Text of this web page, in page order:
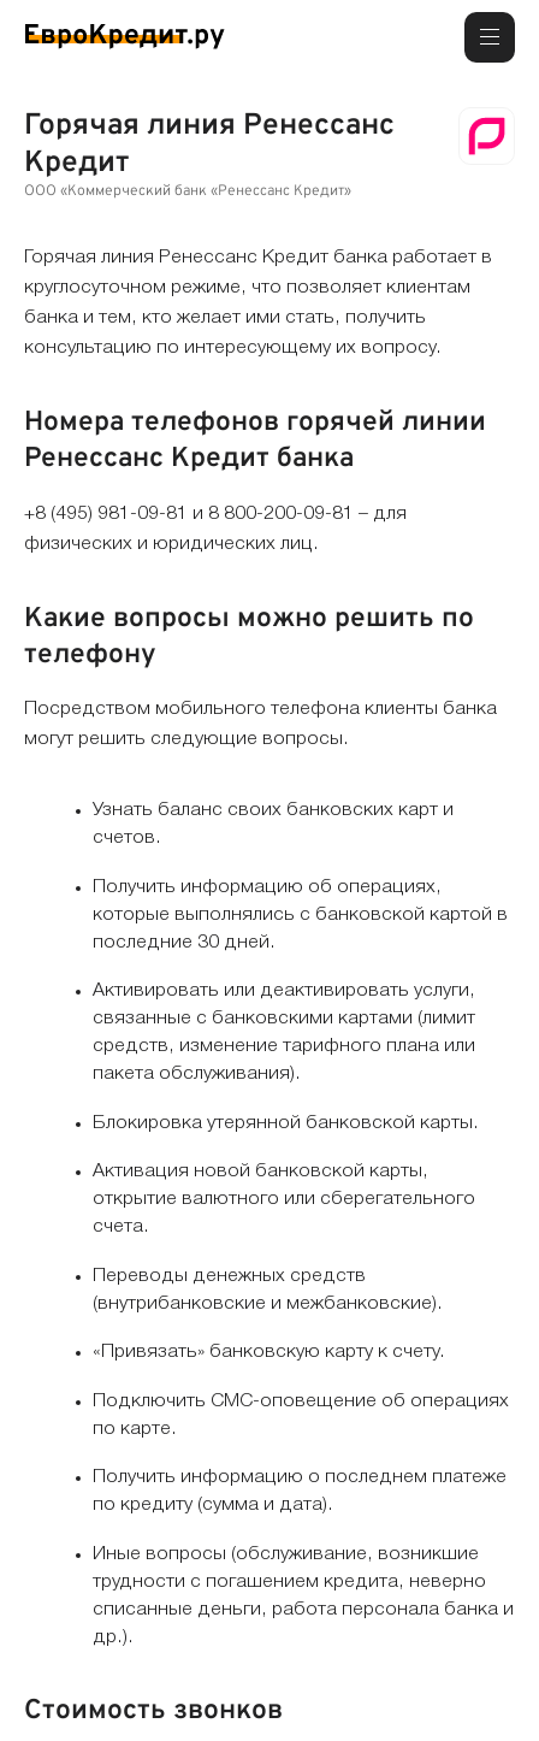
Горячая линия Ренессанс
Кредит
ООО «Коммерческий банк «Ренессанс Кредит»
Горячая линия Ренессанс Кредит банка работает в
круглосуточном режиме, что позволяет клиентам
банка и тем, кто желает ими стать, получить
консультацию по интересующему их вопросу.
Номера телефонов горячей линии
Ренессанс Кредит банка
+8 (495) 981-09-81 и 8 800-200-09-81 – для
физических и юридических лиц.
Какие вопросы можно решить по
телефону
Посредством мобильного телефона клиенты банка
могут решить следующие вопросы.
Узнать баланс своих банковских карт и
счетов.
Получить информацию об операциях,
которые выполнялись с банковской картой в
последние 30 дней.
Активировать или деактивировать услуги,
связанные с банковскими картами (лимит
средств, изменение тарифного плана или
пакета обслуживания).
Блокировка утерянной банковской карты.
Активация новой банковской карты,
открытие валютного или сберегательного
счета.
Переводы денежных средств
(внутрибанковские и межбанковские).
«Привязать» банковскую карту к счету.
Подключить СМС-оповещение об операциях
по карте.
Получить информацию о последнем платеже
по кредиту (сумма и дата).
Иные вопросы (обслуживание, возникшие
трудности с погашением кредита, неверно
списанные деньги, работа персонала банка и
др.).
Стоимость звонков